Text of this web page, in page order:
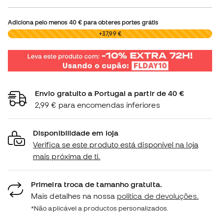
Adiciona pelo menos 40 €para obteres portes grátis
0,00 € +37,99 €
Envio gratuito a Portugal a partir de 40 €
2,99 € para encomendas inferiores
Disponibilidade em loja
Verifica se este produto está disponível na loja
mais próxima de ti.
Primeira troca de tamanho gratuita.
Mais detalhes na nossa política de devoluções.
*Não aplicável a productos personalizados.